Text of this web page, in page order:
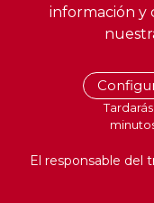
información y
El responsable del